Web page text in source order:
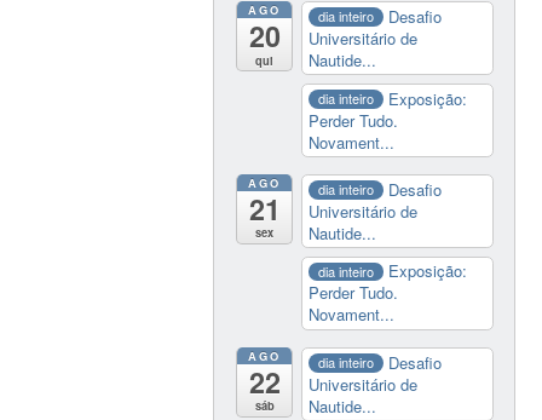
AGO
20
qui
dia inteiro
Desafio
Universitário de
Nautide...
dia inteiro
Exposição:
Perder Tudo.
Novament...
AGO
21
sex
dia inteiro
Desafio
Universitário de
Nautide...
dia inteiro
Exposição:
Perder Tudo.
Novament...
AGO
22
sáb
dia inteiro
Desafio
Universitário de
Nautide...